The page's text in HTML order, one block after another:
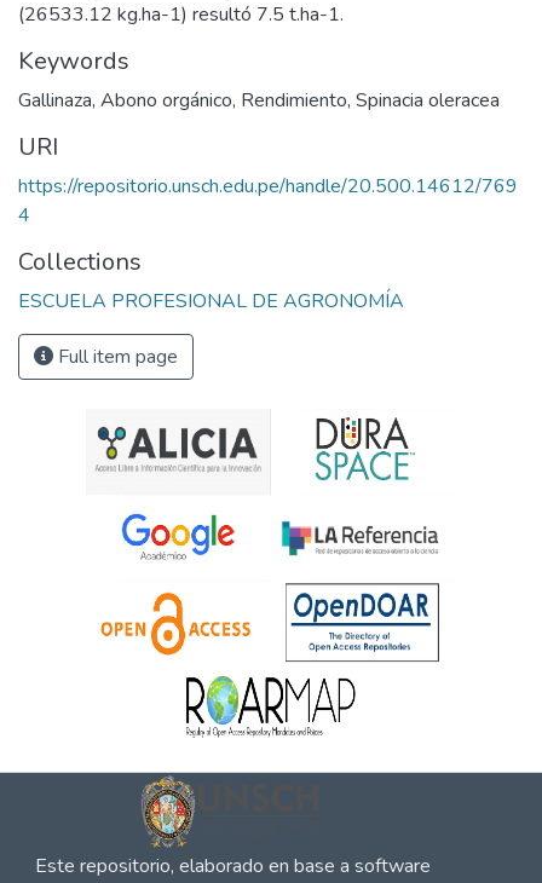
(26533.12 kg.ha-1) resultó 7.5 t.ha-1.
Keywords
Gallinaza, Abono orgánico, Rendimiento, Spinacia oleracea
URI
https://repositorio.unsch.edu.pe/handle/20.500.14612/769
4
Collections
ESCUELA PROFESIONAL DE AGRONOMÍA
Full item page
Este repositorio, elaborado en base a software